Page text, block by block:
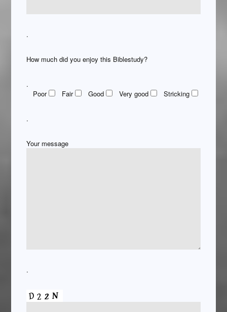
.
How much did you enjoy this Biblestudy?
.
Poor
Fair Good Very good Stricking
.
Your message
.